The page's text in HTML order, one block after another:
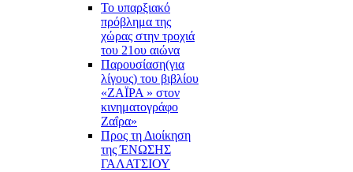
Το υπαρξιακό
πρόβλημα της
χώρας στην τροχιά
του 21ου αιώνα
Παρουσίαση(για
λίγους) του βιβλίου
«ΖΑΪΡΑ » στον
κινηματογράφο
Ζαΐρα»
Προς τη Διοίκηση
της ΈΝΩΣΗΣ
ΓΑΛΑΤΣΙΟΥ